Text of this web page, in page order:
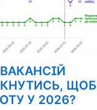
ЩОБ
У 2026?